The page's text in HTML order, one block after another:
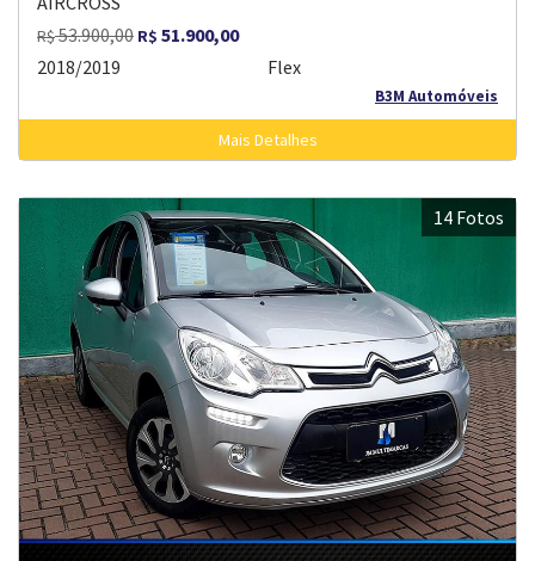
R$53.900,00 R$ 51.900,00
2018/2019
Flex
B3M Automóveis
Mais Detalhes
14 Fotos